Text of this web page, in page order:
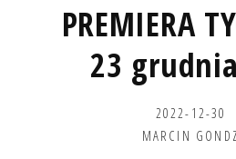
PREMIERA
23
2022-12-30
MARCIN